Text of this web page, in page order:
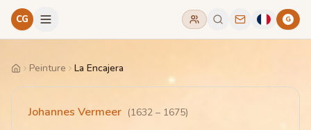
CG G
HomePeinture La Encajera
Johannes Vermeer (1632 – 1675)